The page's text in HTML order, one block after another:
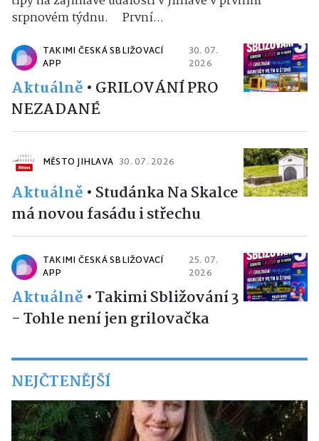
srpnovém týdnu. První...
TAKIMI ČESKÁ SBLIŽOVACÍ
APP
30. 07.
2026
Aktuálně • GRILOVÁNÍ PRO
NEZADANÉ
MĚSTO JIHLAVA 30. 07. 2026
Aktuálně • Studánka Na Skalce
má novou fasádu i střechu
TAKIMI ČESKÁ SBLIŽOVACÍ
APP
25. 07.
2026
Aktuálně •Takimi Sbližování 3
- Tohle není jen grilovačka
NEJČTENĚJŠÍ